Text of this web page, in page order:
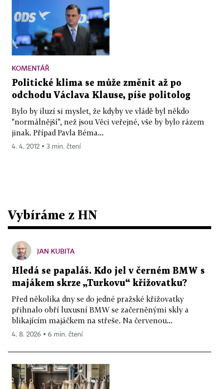
KOMENTÁŘ
Politické klima se může změnit až po
odchodu Václava Klause, píše politolog
Bylo by iluzí si myslet, že kdyby ve vládě byl někdo
"normálnější", než jsou Věci veřejné, vše by bylo rázem
jinak. Případ Pavla Béma...
4. 4. 2012 ▪ 3 min. čtení
Vybíráme z HN
JAN KUBITA
Hledá se papaláš. Kdo jel v černém BMW s
majákem skrze „Turkovu“ křižovatku?
Před několika dny se do jedné pražské křižovatky
přihnalo obří luxusní BMW se začerněnými skly a
blikajícím majáčkem na střeše. Na červenou...
4. 8. 2026 ▪ 6 min. čtení